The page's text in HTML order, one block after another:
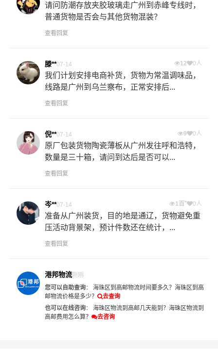
请问防潮存放夹胶玻璃走广州到赤峰专线时，
普通货物是否会与其他货物混装？
查看回复
滕**07-14 12 0人
我们计划安排电商补货，货物为常温调味品，
线路是广州到乌兰察布，正常安排后...
查看回复
倪**07-14 9 0人
原厂包装货物陶瓷薄板从广州发往呼和浩特，
数量是三十箱，请问到达后是否可以...
查看回复
岑**07-14 1百+ 0人
准备从广州装货，目的地是通辽，货物避免重
压活动背景架，预计件数还在统计，...
查看回复
港邦物流刚刚
您可以自助查询： 海珠区到高邮物流时间要多久？ 海珠区到高
邮物流价格是多少？
去查询
也可以在线咨询： 海珠区物流到高邮几天能到？ 海珠区物流到
高邮费用怎么算？
去咨询